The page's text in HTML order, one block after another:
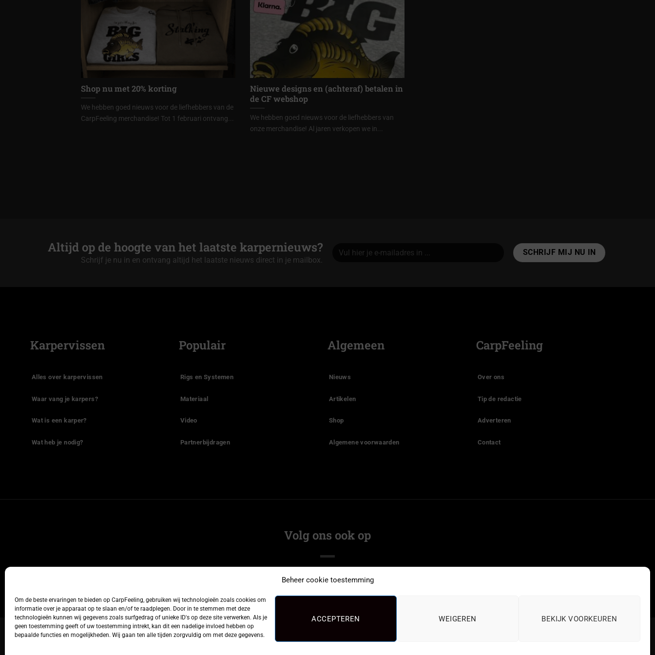
Beheer cookie toestemming
Om de beste ervaringen te bieden op CarpFeeling, gebruiken wij technologieën zoals cookies om
informatie over je apparaat op te slaan en/of te raadplegen. Door in te stemmen met deze
technologieën kunnen wij gegevens zoals surfgedrag of unieke ID's op deze site verwerken. Als je
geen toestemming geeft of uw toestemming intrekt, kan dit een nadelige invloed hebben op
bepaalde functies en mogelijkheden. Wij gaan ten alle tijden zorgvuldig om met deze gegevens.
ACCEPTEREN WEIGEREN BEKIJK VOORKEUREN
Shop nu met 20% korting
We hebben goed nieuws voor de liefhebbers van de
CarpFeeling merchandise! Tot 1 februari ontvang...
Nieuwe designs en (achteraf) betalen in
de CF webshop
We hebben goed nieuws voor de liefhebbers van
onze merchandise! Al jaren verkopen we in...
Altijd op de hoogte van het laatste karpernieuws?
Schrijf je nu in en ontvang altijd het laatste nieuws direct in je mailbox.
Karpervissen
Alles over karpervissen
Waar vang je karpers?
Wat is een karper?
Wat heb je nodig?
Populair
Rigs en Systemen
Materiaal
Video
Partnerbijdragen
Algemeen
Nieuws
Artikelen
Shop
Algemene voorwaarden
CarpFeeling
Over ons
Tip de redactie
Adverteren
Contact
Volg ons ook op